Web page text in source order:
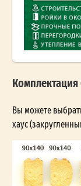
Вы можете
хаус